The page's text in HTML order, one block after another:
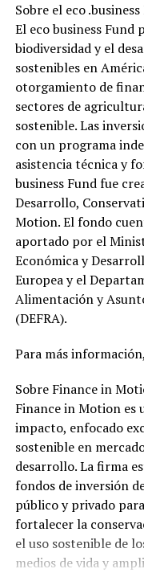
Sobre el eco
El eco business Fund
biodiversidad y el
sostenibles en
otorgamiento de
sectores de
sostenible. Las
con un programa
asistencia técnica y
business Fund fue
Desarrollo,
Motion. El fondo
aportado por el
Económica y
Europea y el
Alimentación y
(DEFRA).
Para más
Sobre Finance in
Finance in Motion es
impacto, enfocado
sostenible en
desarrollo. La firma
fondos de inversión
público y privado
fortalecer la
el uso sostenible de
medios de vida y